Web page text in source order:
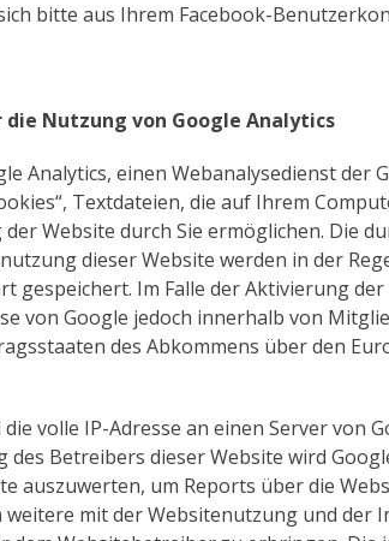
bitte aus Ihrem Facebook-
Nutzung von Google Analytics
Analytics, einen Webanalysedienst der
Textdateien, die auf Ihrem
Website durch Sie ermöglichen. Die
dieser Website werden in der
gespeichert. Im Falle der Aktivierung
von Google jedoch innerhalb von
des Abkommens über den
volle IP-Adresse an einen Server von
Betreibers dieser Website wird
auszuwerten, um Reports über die
weitere mit der Websitenutzung und der